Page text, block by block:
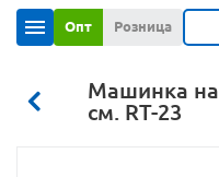
Опт Розница
Машинка на
см. RT-23